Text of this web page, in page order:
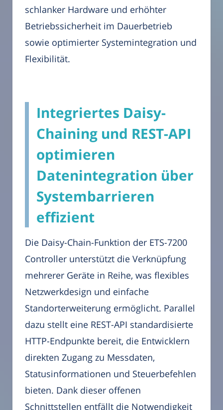
schlanker Hardware und erhöhter
Betriebssicherheit im Dauerbetrieb
sowie optimierter Systemintegration und
Flexibilität.
Integriertes Daisy-
Chaining und REST-API
optimieren
Datenintegration über
Systembarrieren
effizient
Die Daisy-Chain-Funktion der ETS-7200
Controller unterstützt die Verknüpfung
mehrerer Geräte in Reihe, was flexibles
Netzwerkdesign und einfache
Standorterweiterung ermöglicht. Parallel
dazu stellt eine REST-API standardisierte
HTTP-Endpunkte bereit, die Entwicklern
direkten Zugang zu Messdaten,
Statusinformationen und Steuerbefehlen
bieten. Dank dieser offenen
Schnittstellen entfällt die Notwendigkeit